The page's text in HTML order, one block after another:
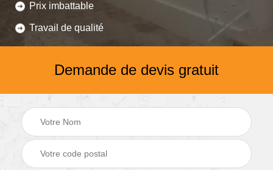
Prix imbattable
Travail de qualité
Demande de devis gratuit